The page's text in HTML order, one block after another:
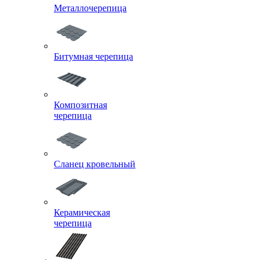
Металлочерепица
Битумная черепица
Композитная
черепица
Сланец кровельный
Керамическая
черепица